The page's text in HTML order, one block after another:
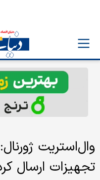
وال‌استریت
تجهیزات ارسال